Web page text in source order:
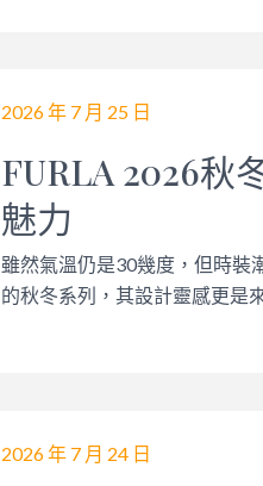
2026 年 7 月 25 日
FURLA 2026秋
魅力
雖然氣溫仍是30幾度，但時裝
的秋冬系列，其設計靈感更是
2026 年 7 月 24 日